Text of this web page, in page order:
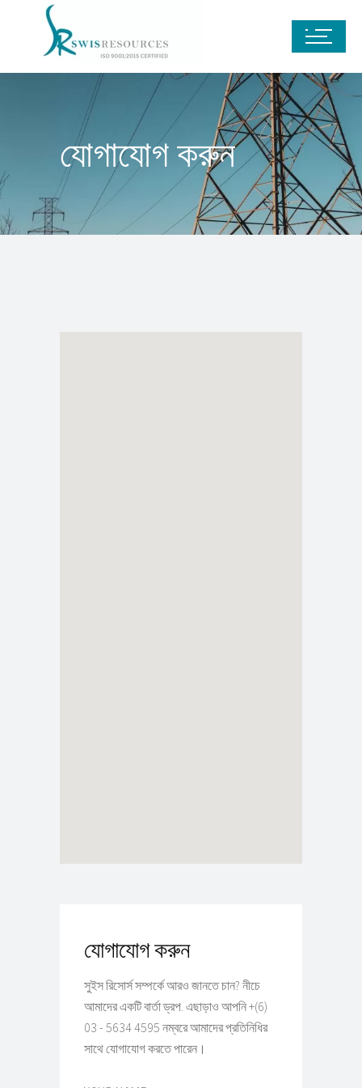
যোগাযোগ করুন
যোগাযোগ করুন
সুইস রিসোর্স সম্পর্কে আরও জানতে চান? নীচে
আমাদের একটি বার্তা ড্রপ. এছাড়াও আপনি +(6)
03 - 5634 4595 নম্বরে আমাদের প্রতিনিধির
সাথে যোগাযোগ করতে পারেন।